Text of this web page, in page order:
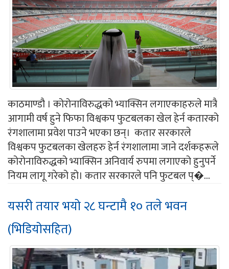
काठमाण्डौ । कोरोनाविरुद्धको भ्याक्सिन लगाएकाहरुले मात्रै
आगामी वर्ष हुने फिफा विश्वकप फुटबलका खेल हेर्न कतारको
रंगशालामा प्रवेश पाउने भएका छन्। कतार सरकारले
विश्वकप फुटबलका खेलहरु हेर्न रंगशालामा जाने दर्शकहरूले
कोरोनाविरुद्धको भ्याक्सिन अनिवार्य रुपमा लगाएको हुनुपर्ने
नियम लागू गरेको हो। कतार सरकारले पनि फुटबल प्�...
यसरी तयार भयो २८ घन्टामै १० तले भवन
(भिडियोसहित)